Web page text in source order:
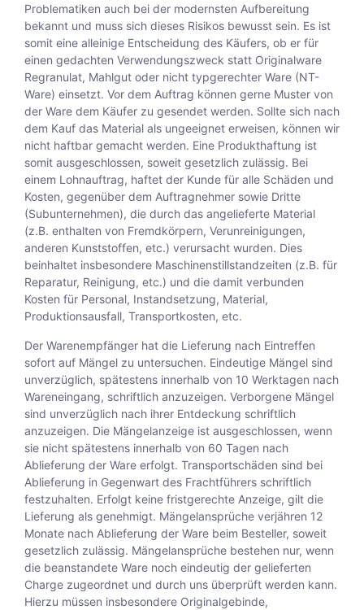
Problematiken auch bei der modernsten Aufbereitung
bekannt und muss sich dieses Risikos bewusst sein. Es ist
somit eine alleinige Entscheidung des Käufers, ob er für
einen gedachten Verwendungszweck statt Originalware
Regranulat, Mahlgut oder nicht typgerechter Ware (NT-
Ware) einsetzt. Vor dem Auftrag können gerne Muster von
der Ware dem Käufer zu gesendet werden. Sollte sich nach
dem Kauf das Material als ungeeignet erweisen, können wir
nicht haftbar gemacht werden. Eine Produkthaftung ist
somit ausgeschlossen, soweit gesetzlich zulässig. Bei
einem Lohnauftrag, haftet der Kunde für alle Schäden und
Kosten, gegenüber dem Auftragnehmer sowie Dritte
(Subunternehmen), die durch das angelieferte Material
(z.B. enthalten von Fremdkörpern, Verunreinigungen,
anderen Kunststoffen, etc.) verursacht wurden. Dies
beinhaltet insbesondere Maschinenstillstandzeiten (z.B. für
Reparatur, Reinigung, etc.) und die damit verbunden
Kosten für Personal, Instandsetzung, Material,
Produktionsausfall, Transportkosten, etc.
Der Warenempfänger hat die Lieferung nach Eintreffen
sofort auf Mängel zu untersuchen. Eindeutige Mängel sind
unverzüglich, spätestens innerhalb von 10 Werktagen nach
Wareneingang, schriftlich anzuzeigen. Verborgene Mängel
sind unverzüglich nach ihrer Entdeckung schriftlich
anzuzeigen. Die Mängelanzeige ist ausgeschlossen, wenn
sie nicht spätestens innerhalb von 60 Tagen nach
Ablieferung der Ware erfolgt. Transportschäden sind bei
Ablieferung in Gegenwart des Frachtführers schriftlich
festzuhalten. Erfolgt keine fristgerechte Anzeige, gilt die
Lieferung als genehmigt. Mängelansprüche verjähren 12
Monate nach Ablieferung der Ware beim Besteller, soweit
gesetzlich zulässig. Mängelansprüche bestehen nur, wenn
die beanstandete Ware noch eindeutig der gelieferten
Charge zugeordnet und durch uns überprüft werden kann.
Hierzu müssen insbesondere Originalgebinde,